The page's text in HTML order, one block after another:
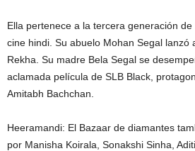
Ella pertenece a la tercera generación
cine hindi. Su abuelo Mohan Segal lanzó
Rekha. Su madre Bela Segal se
aclamada película de SLB Black,
Amitabh Bachchan.
Heeramandi: El Bazaar de diamantes
por Manisha Koirala, Sonakshi Sinha,